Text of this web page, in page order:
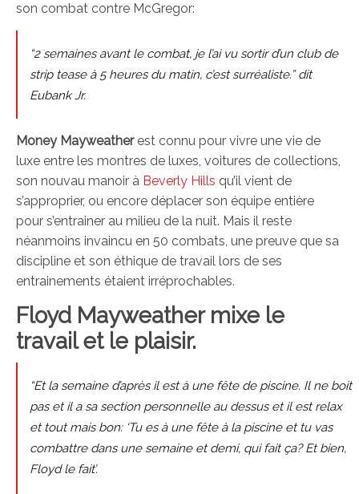
son combat contre McGregor:
“2 semaines avant le combat, je l’ai vu sortir d’un club de
strip tease à 5 heures du matin, c’est surréaliste.” dit
Eubank Jr.
Money Mayweatherest connu pour vivre une vie de
luxe entre les montres de luxes, voitures de collections,
son nouvau manoir à Beverly Hills qu’il vient de
s’approprier, ou encore déplacer son équipe entière
pour s’entrainer au milieu de la nuit. Mais il reste
néanmoins invaincu en 50 combats, une preuve que sa
discipline et son éthique de travail lors de ses
entrainements étaient irréprochables.
Floyd Mayweather mixe le
travail et le plaisir.
“Et la semaine d’après il est à une fête de piscine. Il ne boit
pas et il a sa section personnelle au dessus et il est relax
et tout mais bon: ‘Tu es à une fête à la piscine et tu vas
combattre dans une semaine et demi, qui fait ça? Et bien,
Floyd le fait’.